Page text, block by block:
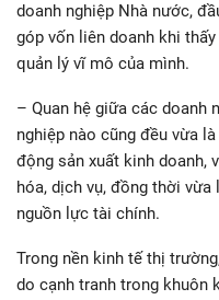
doanh nghiệp Nhà nước,
góp vốn liên doanh khi
quản lý vĩ mô của mình.
– Quan hệ giữa các doanh
nghiệp nào cũng đều vừa
động sản xuất kinh doanh,
hóa, dịch vụ, đồng thời
nguồn lực tài chính.
Trong nền kinh tế thị
do cạnh tranh trong khuôn